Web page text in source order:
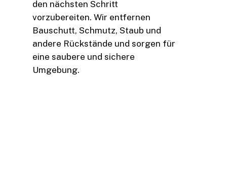
den nächsten Schritt
vorzubereiten. Wir entfernen
Bauschutt, Schmutz, Staub und
andere Rückstände und sorgen für
eine saubere und sichere
Umgebung.